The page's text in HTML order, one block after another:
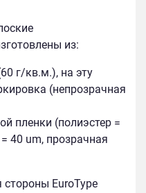
из:
г/кв.м.), на эту
(непрозрачная
пленки (полиэстер =
40 um, прозрачная
стороны EuroType